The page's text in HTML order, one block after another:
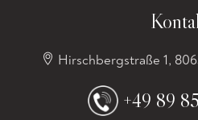
Hirschbergstraße 1,
+49 89